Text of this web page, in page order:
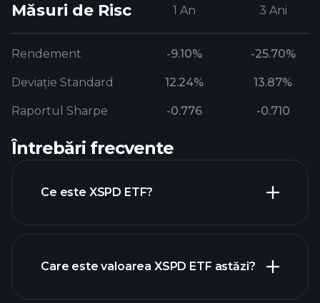
Măsuri de Risc 1 An 3 Ani
Rendement -9.10% -25.70%
Deviație Standard 12.24% 13.87%
Raportul Sharpe -0.776 -0.710
Întrebări frecvente
Ce este XSPD ETF?
Care este valoarea XSPD ETF astăzi?